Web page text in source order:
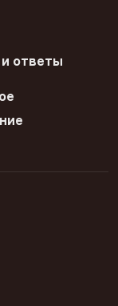
ответы